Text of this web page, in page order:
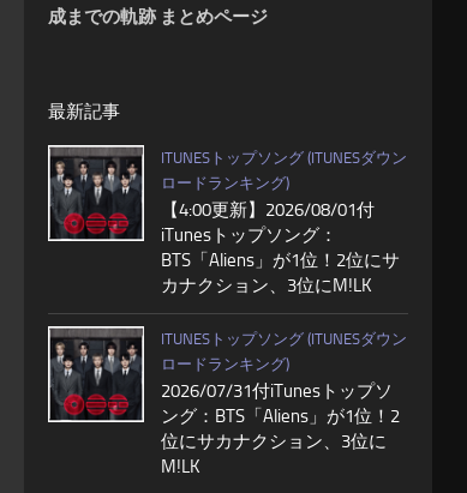
成までの軌跡 まとめページ
最新記事
ITUNESトップソング (ITUNESダウン
ロードランキング)
【4:00更新】2026/08/01付
iTunesトップソング：
BTS「Aliens」が1位！2位にサ
カナクション、3位にM!LK
ITUNESトップソング (ITUNESダウン
ロードランキング)
2026/07/31付iTunesトップソ
ング：BTS「Aliens」が1位！2
位にサカナクション、3位に
M!LK